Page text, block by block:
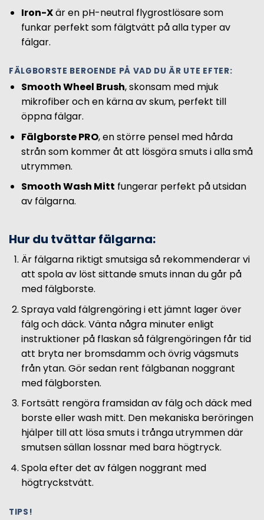
Iron-Xär en pH-neutral flygrostlösare som
funkar perfekt som fälgtvätt på alla typer av
fälgar.
FÄLGBORSTE BEROENDE PÅ VAD DU ÄR UTE EFTER:
Smooth Wheel Brush, skonsam med mjuk
mikrofiber och en kärna av skum, perfekt till
öppna fälgar.
Fälgborste PRO, en större pensel med hårda
strån som kommer åt att lösgöra smuts i alla små
utrymmen.
Smooth Wash Mitt fungerar perfekt på utsidan
av fälgarna.
Hur du tvättar fälgarna:
Är fälgarna riktigt smutsiga så rekommenderar vi
att spola av löst sittande smuts innan du går på
med fälgborste.
Spraya vald fälgrengöring i ett jämnt lager över
fälg och däck. Vänta några minuter enligt
instruktioner på flaskan så fälgrengöringen får tid
att bryta ner bromsdamm och övrig vägsmuts
från ytan. Gör sedan rent fälgbanan noggrant
med fälgborsten.
Fortsätt rengöra framsidan av fälg och däck med
borste eller wash mitt. Den mekaniska beröringen
hjälper till att lösa smuts i trånga utrymmen där
smutsen sällan lossnar med bara högtryck.
Spola efter det av fälgen noggrant med
högtryckstvätt.
TIPS!